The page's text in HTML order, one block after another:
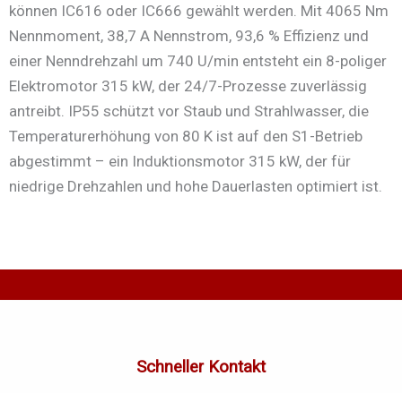
können IC616 oder IC666 gewählt werden. Mit 4065 Nm
Nennmoment, 38,7 A Nennstrom, 93,6 % Effizienz und
einer Nenndrehzahl um 740 U/min entsteht ein 8-poliger
Elektromotor 315 kW, der 24/7-Prozesse zuverlässig
antreibt. IP55 schützt vor Staub und Strahlwasser, die
Temperaturerhöhung von 80 K ist auf den S1-Betrieb
abgestimmt – ein Induktionsmotor 315 kW, der für
niedrige Drehzahlen und hohe Dauerlasten optimiert ist.
Schneller Kontakt